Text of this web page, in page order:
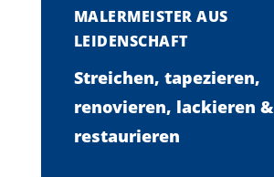
MALERMEISTER AUS
LEIDENSCHAFT
Streichen, tapezieren,
renovieren, lackieren &
restaurieren